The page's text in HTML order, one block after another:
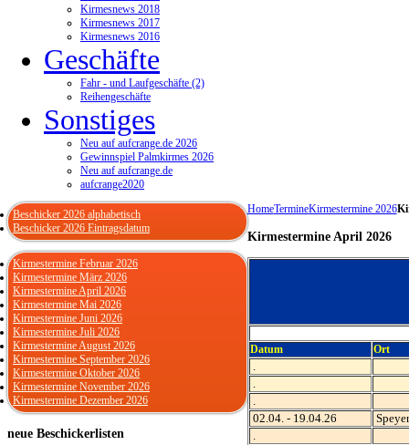
Kirmesnews 2018
Kirmesnews 2017
Kirmesnews 2016
Geschäfte
Fahr - und Laufgeschäfte (2)
Reihengeschäfte
Sonstiges
Neu auf aufcrange.de 2026
Gewinnspiel Palmkirmes 2026
Neu auf aufcrange.de
aufcrange2020
HomeTermineKirmestermine 2026
Kirmestermine April 2026
Datum Ort
.
.
.
02.04. - 19.04.26
Speyer
.
Beschicker 2026 alphabetisch
Beschicker 2026 Eintragsdatum
Kirmestermine Februar 2026
Kirmestermine März 2026
Kirmestermine April 2026
Kirmestermine Mai 2026
Kirmestermine Juni 2026
Kirmestermine Juli 2026
Kirmestermine August 2026
Kirmestermine September 2026
Kirmestermine Oktober 2026
Kirmestermine November 2026
Kirmestermine Dezember 2026
neue Beschickerlisten